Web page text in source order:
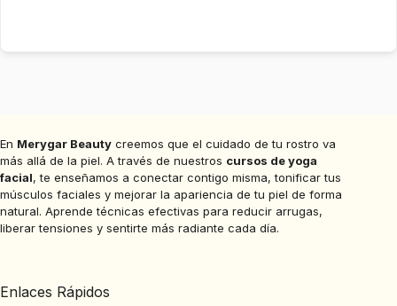
En Merygar Beauty creemos que el cuidado de tu rostro va
más allá de la piel. A través de nuestros cursos de yoga
facial, te enseñamos a conectar contigo misma, tonificar tus
músculos faciales y mejorar la apariencia de tu piel de forma
natural. Aprende técnicas efectivas para reducir arrugas,
liberar tensiones y sentirte más radiante cada día.
Enlaces Rápidos